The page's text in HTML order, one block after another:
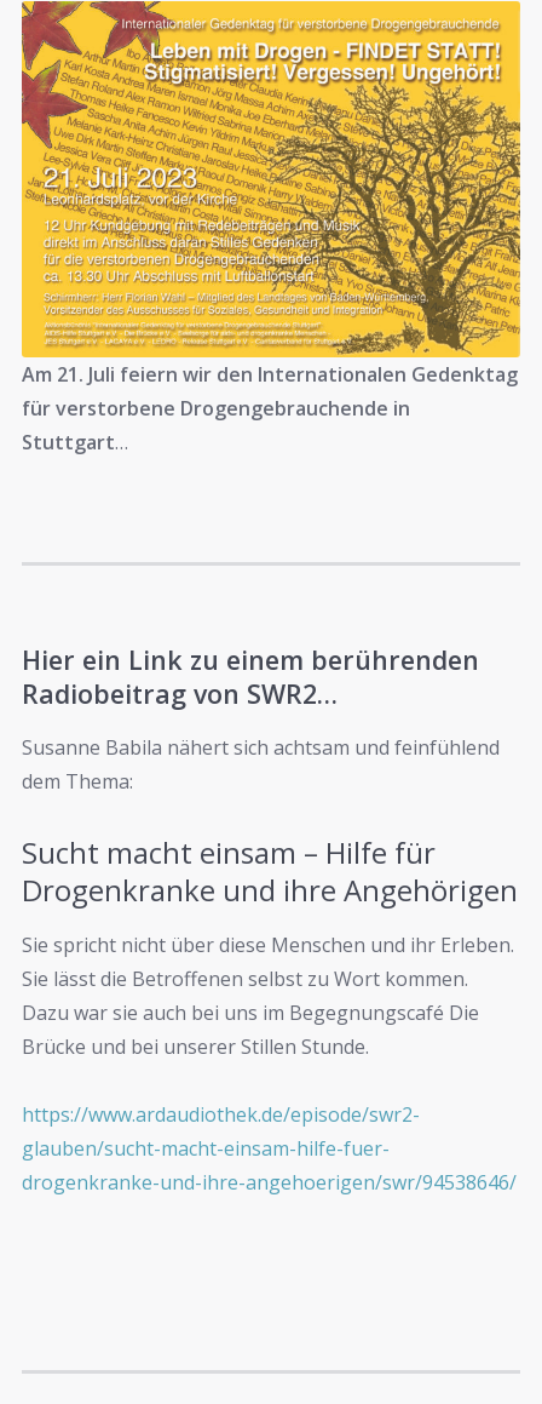
Am 21. Juli feiern wir den Internationalen Gedenktag
für verstorbene Drogengebrauchende in
Stuttgart…
Hier ein Link zu einem berührenden
Radiobeitrag von SWR2…
Susanne Babila nähert sich achtsam und feinfühlend
dem Thema:
Sucht macht einsam – Hilfe für
Drogenkranke und ihre Angehörigen
Sie spricht nicht über diese Menschen und ihr Erleben.
Sie lässt die Betroffenen selbst zu Wort kommen.
Dazu war sie auch bei uns im Begegnungscafé Die
Brücke und bei unserer Stillen Stunde.
https://www.ardaudiothek.de/episode/swr2-
glauben/sucht-macht-einsam-hilfe-fuer-
drogenkranke-und-ihre-angehoerigen/swr/94538646/